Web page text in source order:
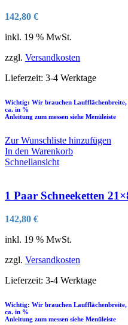
142,80 €
inkl. 19 % MwSt.
zzgl. Versandkosten
Lieferzeit: 3-4 Werktage
Wichtig: Wir brauchen
ca. in %
Anleitung zum messen siehe Menüleiste
Zur Wunschliste hinzufügen
In den Warenkorb
Schnellansicht
1 Paar Schneeketten
142,80 €
inkl. 19 % MwSt.
zzgl. Versandkosten
Lieferzeit: 3-4 Werktage
Wichtig: Wir brauchen
ca. in %
Anleitung zum messen siehe Menüleiste